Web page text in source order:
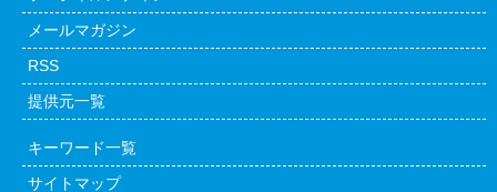
メールマガジン
RSS
提供元一覧
キーワード一覧
サイトマップ